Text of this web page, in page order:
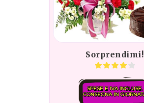
Sorprendimi!
SPESE E IVA INCLUSE.
CONSEGNA IN